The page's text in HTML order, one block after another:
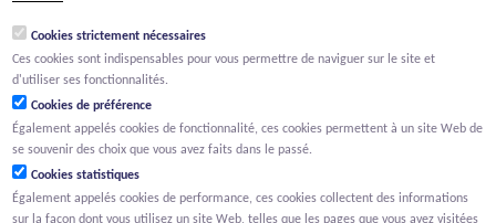
RPM Anvers, département Malines
Cookies strictement nécessaires
Ces cookies sont indispensables pour vous permettre de naviguer sur le site et
d'utiliser ses fonctionnalités.
Cookies de préférence
Également appelés cookies de fonctionnalité, ces cookies permettent à un site Web de
se souvenir des choix que vous avez faits dans le passé.
Cookies statistiques
Également appelés cookies de performance, ces cookies collectent des informations
sur la façon dont vous utilisez un site Web, telles que les pages que vous avez visitées